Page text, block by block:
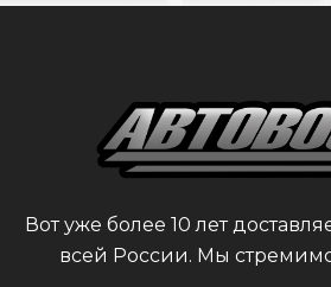
Вот уже более 10 лет
всей России. Мы